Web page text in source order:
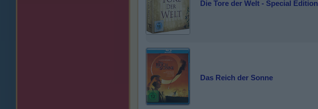
Die Tore der Welt - Special Edition
Das Reich der Sonne